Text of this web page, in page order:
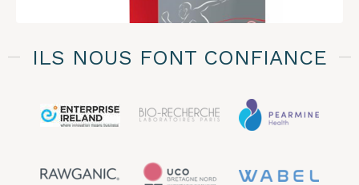
ILS NOUS FONT CONFIANCE